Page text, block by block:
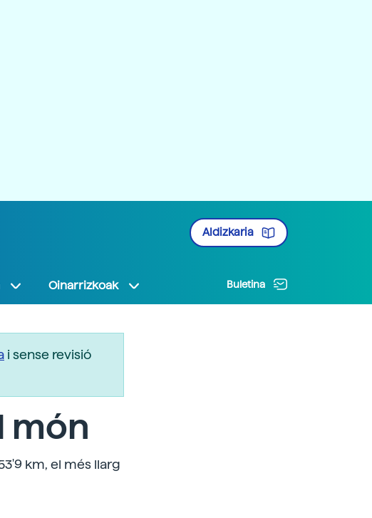
Aldizkaria
Oinarrizkoak Buletina
i sense revisió
món
km, el més llarg